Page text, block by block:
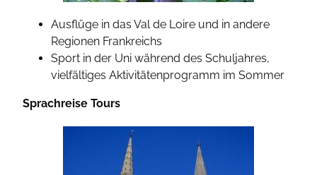
Ausflüge in das Val de Loire und in andere
Regionen Frankreichs
Sport in der Uni während des Schuljahres,
vielfältiges Aktivitätenprogramm im Sommer
Sprachreise Tours